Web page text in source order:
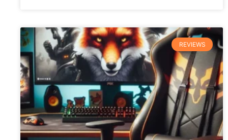
REVIEWS